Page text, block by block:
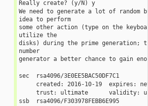
Really create? (y/N) y
We need to generate a lot of
idea to perform
some other action (type on the
utilize the
disks) during the prime generation;
number
generator a better chance to gain
sec  rsa4096/3E0EE5BAC50DF7C1
trust: ultimate      validity:
ssb  rsa4096/F303978FEBB6E995